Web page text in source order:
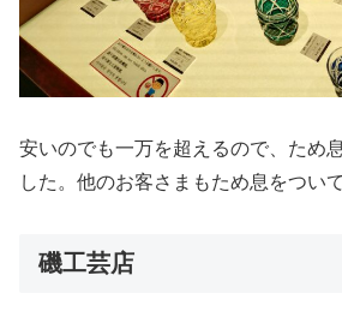
安いのでも一万を超えるので、ため
した。他のお客さまもため息をつい
磯工芸店